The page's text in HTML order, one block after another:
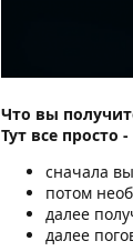
Что вы
Тут все просто
сначала
потом
далее
далее